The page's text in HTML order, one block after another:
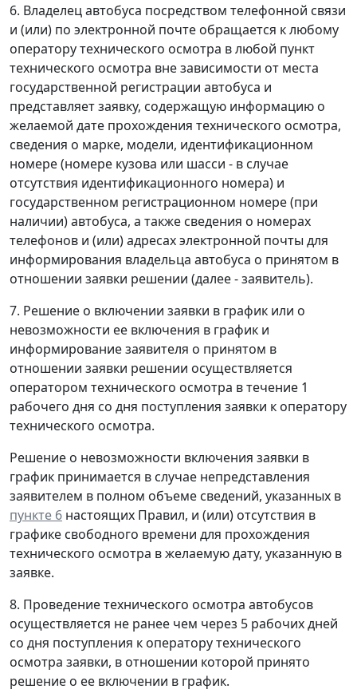
6. Владелец автобуса посредством телефонной связи
и (или) по электронной почте обращается к любому
оператору технического осмотра в любой пункт
технического осмотра вне зависимости от места
государственной регистрации автобуса и
представляет заявку, содержащую информацию о
желаемой дате прохождения технического осмотра,
сведения о марке, модели, идентификационном
номере (номере кузова или шасси - в случае
отсутствия идентификационного номера) и
государственном регистрационном номере (при
наличии) автобуса, а также сведения о номерах
телефонов и (или) адресах электронной почты для
информирования владельца автобуса о принятом в
отношении заявки решении (далее - заявитель).
7. Решение о включении заявки в график или о
невозможности ее включения в график и
информирование заявителя о принятом в
отношении заявки решении осуществляется
оператором технического осмотра в течение 1
рабочего дня со дня поступления заявки к оператору
технического осмотра.
Решение о невозможности включения заявки в
график принимается в случае непредставления
заявителем в полном объеме сведений, указанных в
пункте 6 настоящих Правил, и (или) отсутствия в
графике свободного времени для прохождения
технического осмотра в желаемую дату, указанную в
заявке.
8. Проведение технического осмотра автобусов
осуществляется не ранее чем через 5 рабочих дней
со дня поступления к оператору технического
осмотра заявки, в отношении которой принято
решение о ее включении в график.